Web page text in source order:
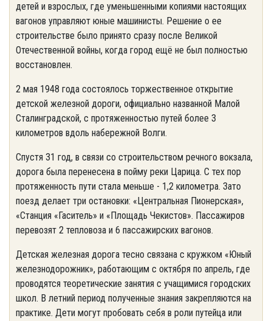
детей и взрослых, где уменьшенными копиями настоящих
вагонов управляют юные машинисты. Решение о ее
строительстве было принято сразу после Великой
Отечественной войны, когда город ещё не был полностью
восстановлен.
2 мая 1948 года состоялось торжественное открытие
детской железной дороги, официально названной Малой
Сталинградской, с протяженностью путей более 3
километров вдоль набережной Волги.
Спустя 31 год, в связи со строительством речного вокзала,
дорога была перенесена в пойму реки Царица. С тех пор
протяженность пути стала меньше - 1,2 километра. Зато
поезд делает три остановки: «Центральная Пионерская»,
«Станция «Гаситель» и «Площадь Чекистов». Пассажиров
перевозят 2 тепловоза и 6 пассажирских вагонов.
Детская железная дорога тесно связана с кружком «Юный
железнодорожник», работающим с октября по апрель, где
проводятся теоретические занятия с учащимися городских
школ. В летний период полученные знания закрепляются на
практике. Дети могут пробовать себя в роли путейца или